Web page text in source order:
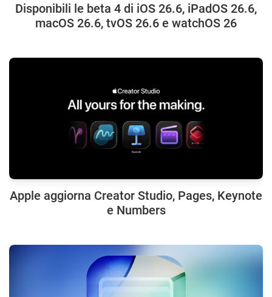
Disponibili le beta 4 di iOS 26.6, iPadOS 26.6,
macOS 26.6, tvOS 26.6 e watchOS 26
Apple aggiorna Creator Studio, Pages, Keynote
e Numbers